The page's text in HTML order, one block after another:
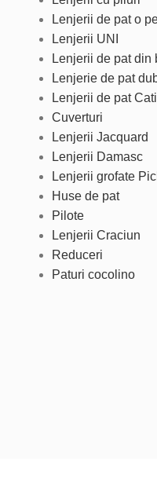
Lenjerii de pat o
Lenjerii UNI
Lenjerii de pat din
Lenjerie de pat
Lenjerii de pat
Cuverturi
Lenjerii Jacquard
Lenjerii Damasc
Lenjerii grofate
Huse de pat
Pilote
Lenjerii Craciun
Reduceri
Paturi cocolino